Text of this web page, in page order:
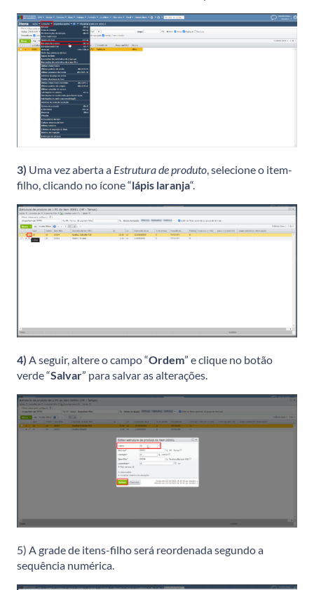
3) Uma vez aberta a Estrutura de produto, selecione o item-
filho, clicando no ícone “lápis laranja“.
4) A seguir, altere o campo “Ordem” e clique no botão
verde “Salvar” para salvar as alterações.
5) A grade de itens-filho será reordenada segundo a
sequência numérica.